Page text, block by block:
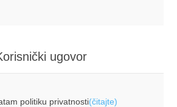
ugovor
politiku privatnosti(čitajte)